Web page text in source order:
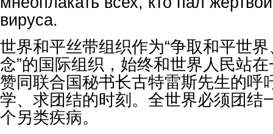
вируса.
世界和平丝带组织作为“争取和平世
念”的国际组织，始终和世界人民站
赞同联合国秘书长古特雷斯先生的呼
学、求团结的时刻。全世界必须团结
个另类疾病。